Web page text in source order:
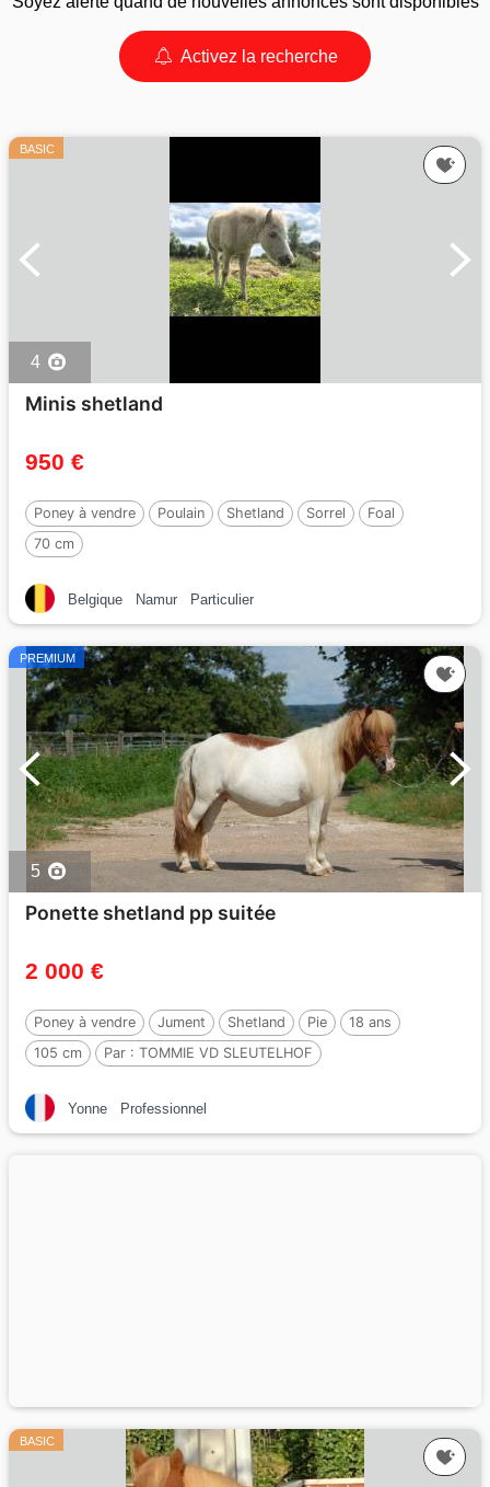
Activez la recherche
BASIC
4
Minis shetland
950 €
Poney à vendre Poulain Shetland Sorrel
Foal
70 cm
Belgique Namur Particulier
PREMIUM
5
Ponette shetland pp suitée
2 000 €
Poney à vendre Jument Shetland Pie
18 ans
105 cm
Par : TOMMIE VD SLEUTELHOF
Yonne Professionnel
BASIC